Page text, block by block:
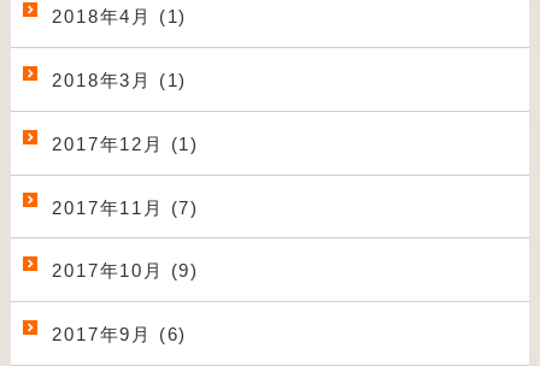
2018年4月 (1)
2018年3月 (1)
2017年12月 (1)
2017年11月 (7)
2017年10月 (9)
2017年9月 (6)